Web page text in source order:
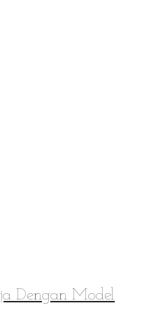
Dengan Model